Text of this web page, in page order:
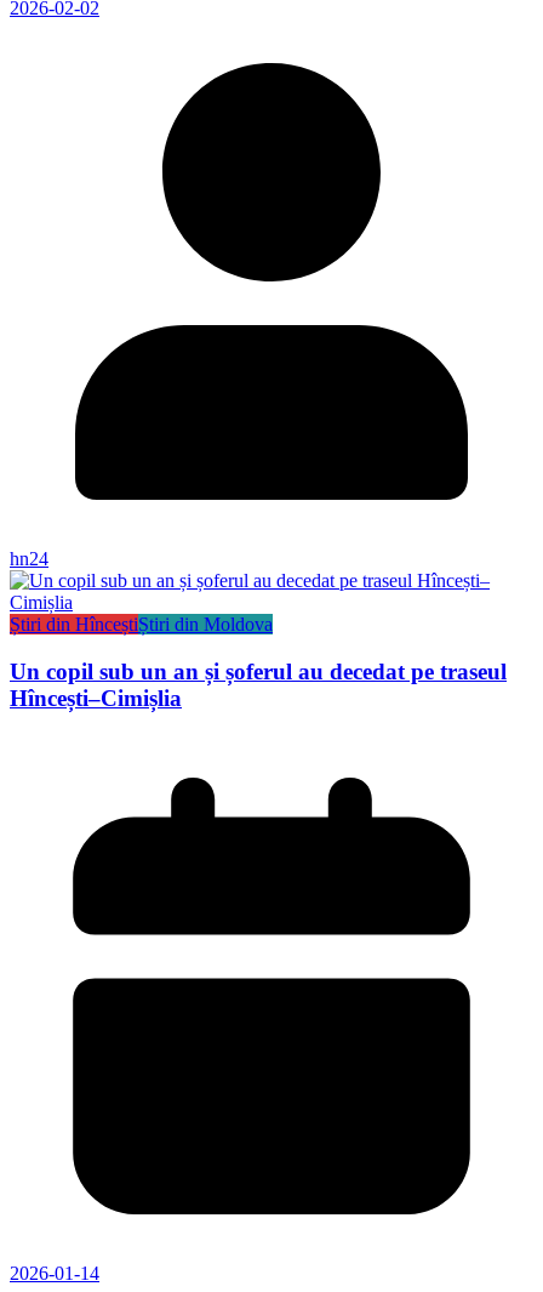
2026-02-02
hn24
Știri din HînceștiȘtiri din Moldova
Un copil sub un an și șoferul au decedat pe traseul
Hîncești–Cimișlia
2026-01-14